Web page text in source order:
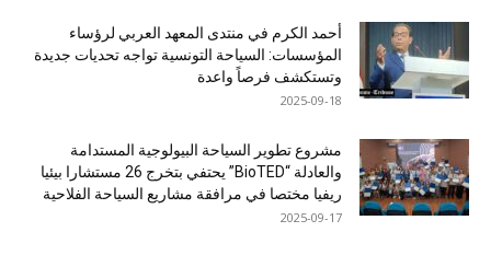
أحمد الكرم في منتدى المعهد العربي لرؤساء
المؤسسات: السياحة التونسية تواجه تحديات جديدة
وتستكشف فرصاً واعدة
2025-09-18
مشروع تطوير السياحة البيولوجية المستدامة
والعادلة “BioTED” يحتفي بتخرج 26 مستشارا بيئيا
ريفيا مختصا في مرافقة مشاريع السياحة الفلاحية
2025-09-17